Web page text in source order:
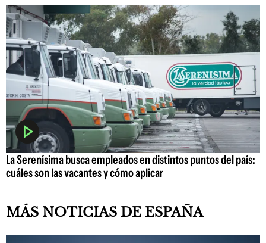
La Serenísima busca empleados en distintos puntos del país:
cuáles son las vacantes y cómo aplicar
MÁS NOTICIAS DE ESPAÑA